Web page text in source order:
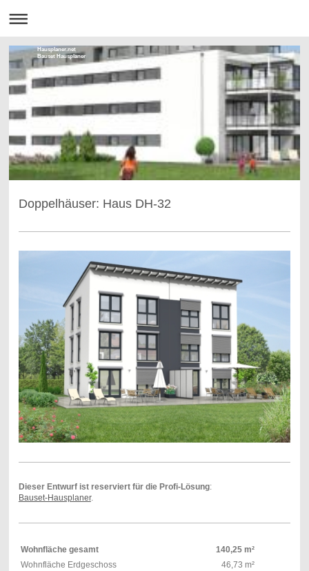
Hausplaner.net
Bauset Hausplaner
Doppelhäuser: Haus DH-32
Dieser Entwurf ist reserviert für die Profi-Lösung:
Bauset-Hausplaner.
Wohnfläche gesamt
140,25 m²
Wohnfläche Erdgeschoss
46,73 m²